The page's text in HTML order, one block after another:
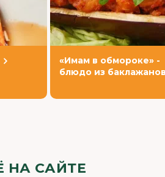
«Имам в обмороке» -
блюдо из
НА САЙТЕ